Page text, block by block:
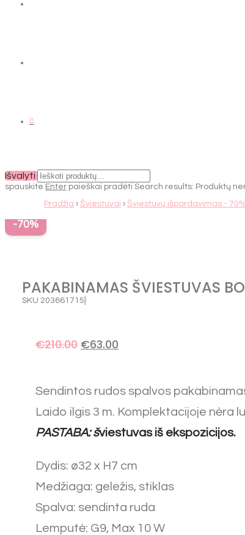
0
Išvalyti
spauskite Enter paieškai pradėti Search results: Produktų
Pradžia › Šviestuvai › Šviestuvų išpardavimas -
-70%
PAKABINAMAS ŠVIESTUVAS
SKU 203661715
€210.00 Original
€210.00.
€63.00
€63.00.
Sendintos rudos spalvos
Laido ilgis 3 m. Komplektacijoje nėra
PASTABA: šviestuvas iš ekspozicijos.
Dydis: ø32 x H7 cm
Medžiaga: geležis, stiklas
Spalva: sendinta ruda
Lemputė: G9, Max 10 W